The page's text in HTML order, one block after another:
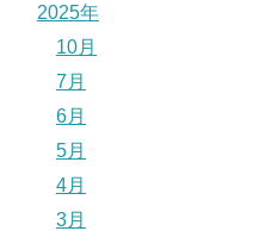
2025年
10月
7月
6月
5月
4月
3月